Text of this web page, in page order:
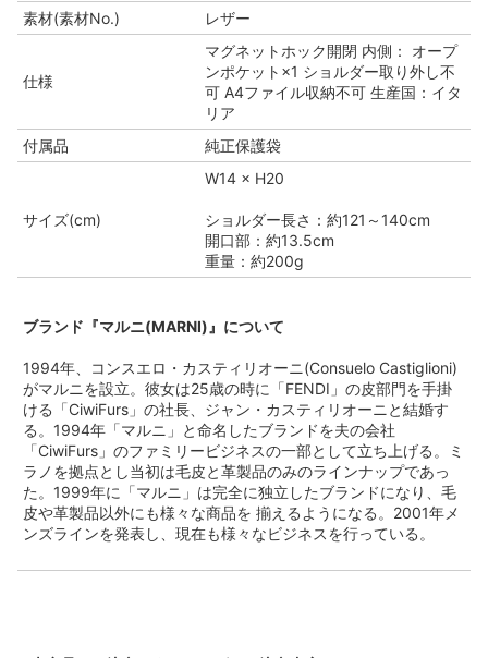
素材(素材No.)
レザー
仕様
マグネットホック開閉 内側： オープ
ンポケット×1 ショルダー取り外し不
可 A4ファイル収納不可 生産国：イタ
リア
付属品
純正保護袋
サイズ(cm)
W14 × H20
ショルダー長さ：約121～140cm
開口部：約13.5cm
重量：約200g
ブランド『マルニ(MARNI)』について
1994年、コンスエロ・カスティリオーニ(Consuelo Castiglioni)
がマルニを設立。彼女は25歳の時に「FENDI」の皮部門を手掛
ける「CiwiFurs」の社長、ジャン・カスティリオーニと結婚す
る。1994年「マルニ」と命名したブランドを夫の会社
「CiwiFurs」のファミリービジネスの一部として立ち上げる。ミ
ラノを拠点とし当初は毛皮と革製品のみのラインナップであっ
た。1999年に「マルニ」は完全に独立したブランドになり、毛
皮や革製品以外にも様々な商品を 揃えるようになる。2001年メ
ンズラインを発表し、現在も様々なビジネスを行っている。